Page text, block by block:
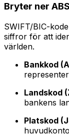
Bryter ner
SWIFT/BIC-
siffror för att
världen.
Bankkod
Landskod
bankens
Platskod